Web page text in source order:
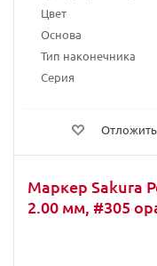
Цвет
Основа
Тип наконечника
Серия
Отложить
Маркер Sakura
2.00 мм, #305